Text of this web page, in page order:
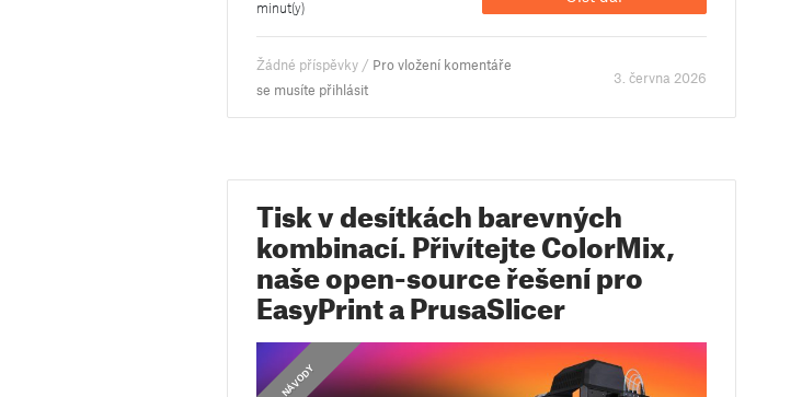
minut(y)
Žádné příspěvky / Pro vložení komentáře
se musíte přihlásit
3. června 2026
Tisk v desítkách barevných
kombinací. Přivítejte ColorMix,
naše open-source řešení pro
EasyPrint a PrusaSlicer
NÁVODY
NÁVODY